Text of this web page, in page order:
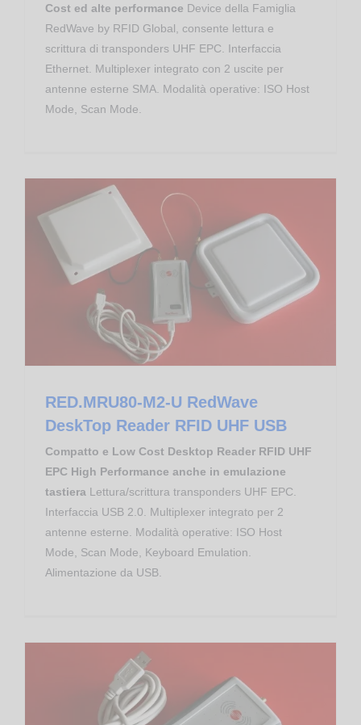
Cost ed alte performance Device della Famiglia
RedWave by RFID Global, consente lettura e
scrittura di transponders UHF EPC. Interfaccia
Ethernet. Multiplexer integrato con 2 uscite per
antenne esterne SMA. Modalità operative: ISO Host
Mode, Scan Mode.
RED.MRU80-M2-U RedWave
DeskTop Reader RFID UHF USB
Compatto e Low Cost Desktop Reader RFID UHF
EPC High Performance anche in emulazione
tastiera Lettura/scrittura transponders UHF EPC.
Interfaccia USB 2.0. Multiplexer integrato per 2
antenne esterne. Modalità operative: ISO Host
Mode, Scan Mode, Keyboard Emulation.
Alimentazione da USB.